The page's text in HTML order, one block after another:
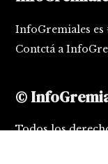
InfoGremiales
Contctá a
©
Todos los